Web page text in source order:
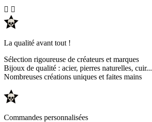
 
La qualité avant tout !
Sélection rigoureuse de créateurs et marques
Bijoux de qualité : acier, pierres naturelles, cuir...
Nombreuses créations uniques et faites mains
Commandes personnalisées